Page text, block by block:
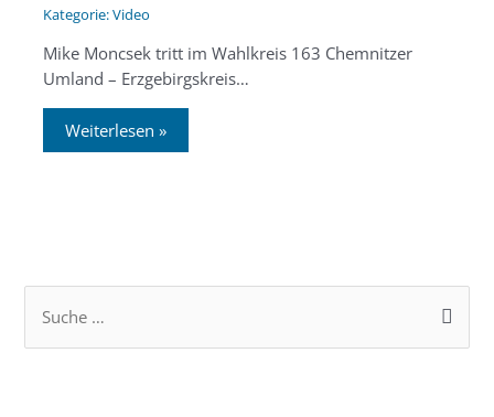
Video
Mike Moncsek tritt im Wahlkreis 163 Chemnitzer
Umland – Erzgebirgskreis…
Weiterlesen »